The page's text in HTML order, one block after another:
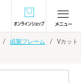
オンラインショ
紙製フレーム
Vカット